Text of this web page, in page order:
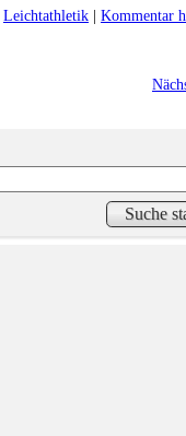
Leichtathletik | Kommentar